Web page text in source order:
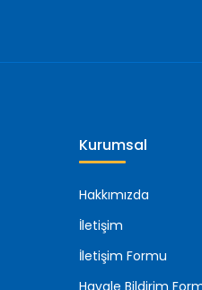
Kurumsal
Hakkımızda
İletişim
İletişim Formu
Havale Bildirim